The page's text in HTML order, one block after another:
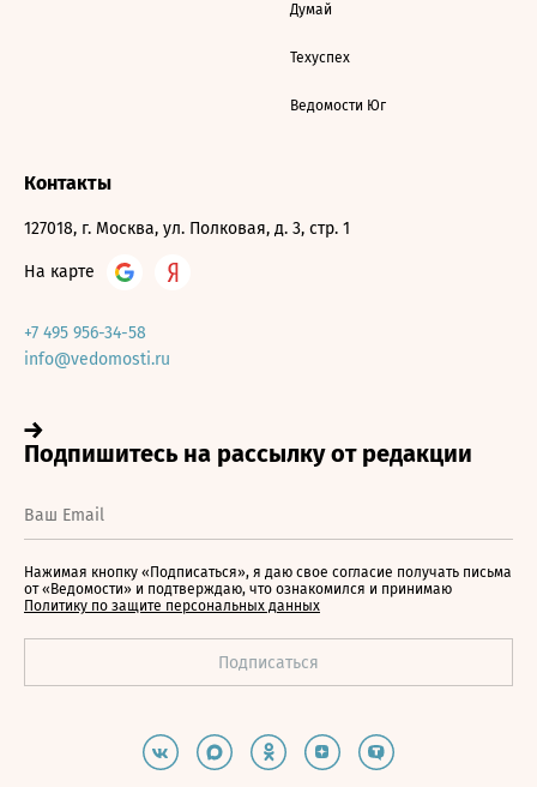
Думай
Техуспех
Ведомости Юг
Контакты
127018, г. Москва, ул. Полковая, д. 3, стр. 1
На карте
+7 495 956-34-58
info@vedomosti.ru
Нажимая кнопку «Подписаться», я даю свое согласие получать письма
от «Ведомости» и подтверждаю, что ознакомился и принимаю
Политику по защите персональных данных